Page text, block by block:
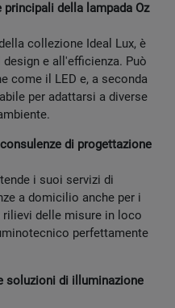
della lampada Oz
collezione Ideal Lux, è
e all'efficienza. Può
come il LED e, a seconda
per adattarsi a diverse
di progettazione
i suoi servizi di
a domicilio anche per i
delle misure in loco
perfettamente
soluzioni di illuminazione